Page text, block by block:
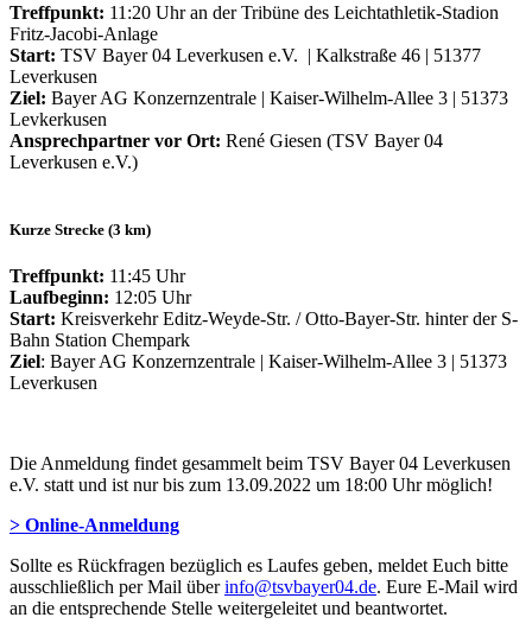
Treffpunkt: 11:20 Uhr an der Tribüne des Leichtathletik-Stadion
Fritz-Jacobi-Anlage
Start: TSV Bayer 04 Leverkusen e.V. | Kalkstraße 46 | 51377
Leverkusen
Ziel: Bayer AG Konzernzentrale | Kaiser-Wilhelm-Allee 3 | 51373
Levkerkusen
Ansprechpartner vor Ort: René Giesen (TSV Bayer 04
Leverkusen e.V.)
Kurze Strecke (3 km)
Treffpunkt: 11:45 Uhr
Laufbeginn: 12:05 Uhr
Start: Kreisverkehr Editz-Weyde-Str. / Otto-Bayer-Str. hinter der S-
Bahn Station Chempark
Ziel: Bayer AG Konzernzentrale | Kaiser-Wilhelm-Allee 3 | 51373
Leverkusen
Die Anmeldung findet gesammelt beim TSV Bayer 04 Leverkusen
e.V. statt und ist nur bis zum 13.09.2022 um 18:00 Uhr möglich!
> Online-Anmeldung
Sollte es Rückfragen bezüglich es Laufes geben, meldet Euch bitte
ausschließlich per Mail überinfo@tsvbayer04.de. Eure E-Mail wird
an die entsprechende Stelle weitergeleitet und beantwortet.